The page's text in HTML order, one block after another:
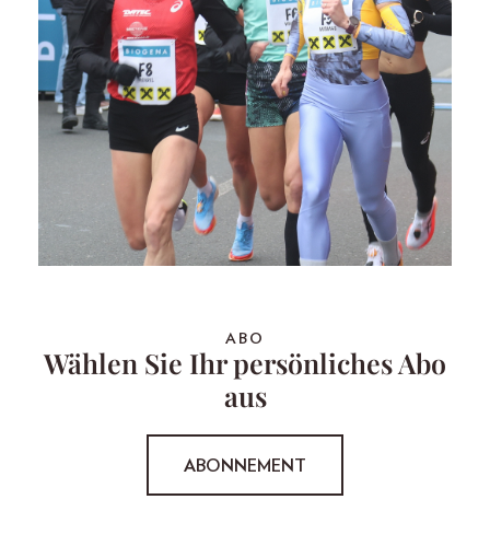
ABO
Wählen Sie Ihr persönliches Abo
aus
ABONNEMENT